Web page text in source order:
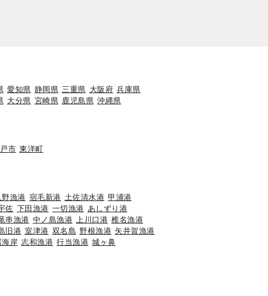
愛知県 静岡県 三重県 大阪府 兵庫県
大分県 宮崎県 鹿児島県 沖縄県
市 東洋町
野漁港 宿毛新港 土佐清水港 甲浦港
佐 下田漁港 一切漁港 あしずり港
串漁港 中ノ島漁港 上川口港 椎名漁港
旧港 室津港 双名島 野根漁港 矢井賀漁港
海岸 志和漁港 行当漁港 城ヶ鼻